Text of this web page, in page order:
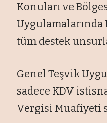
Konuları ve
Uygulamalarında
tüm destek
Genel Teşvik
sadece KDV
Vergisi Muafiyeti